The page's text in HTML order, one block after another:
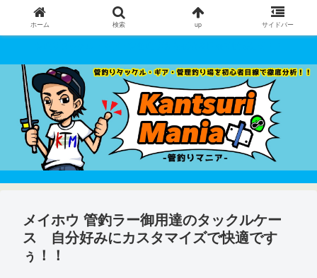
メイホウ 管釣ラー御用達のタックルケー
ス 自分好みにカスタマイズで快適です
ぅ！！
ホーム 検索 up サイドバー